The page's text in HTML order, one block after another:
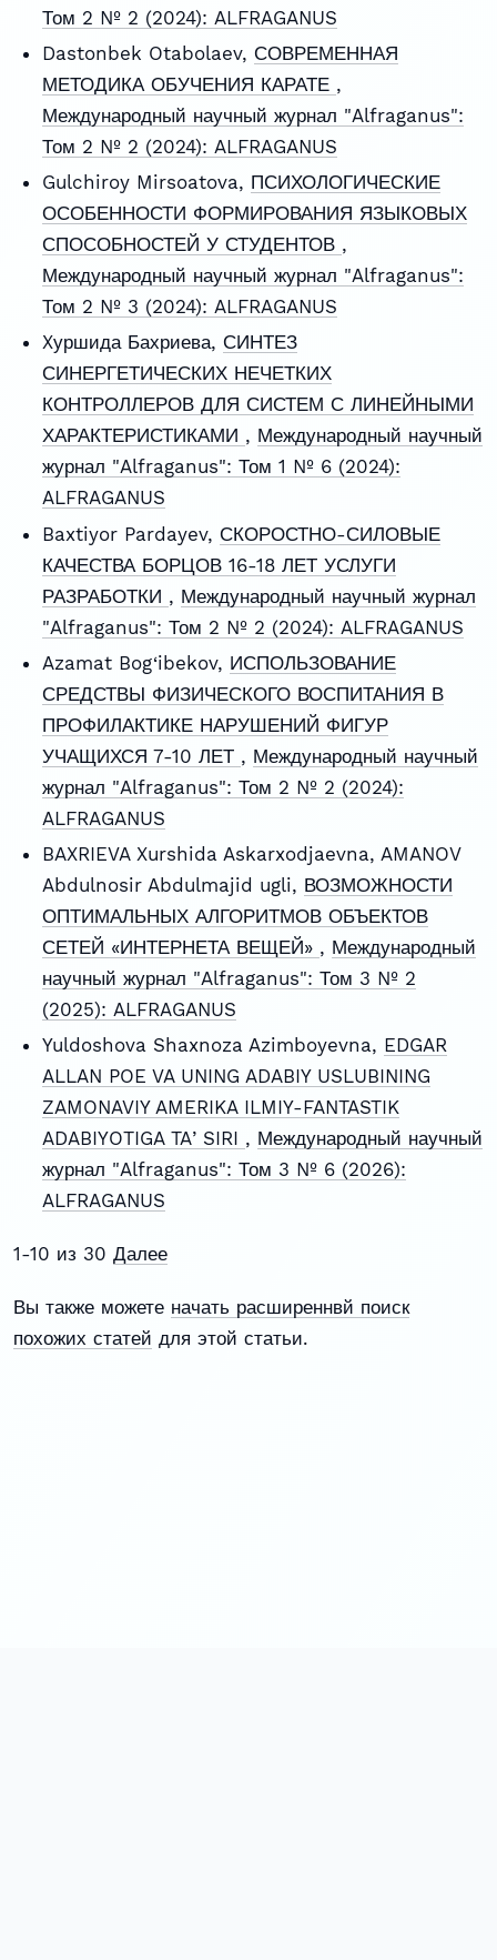
Том 2 № 2 (2024): ALFRAGANUS
Dastonbek Otabolaev, СОВРЕМЕННАЯ
МЕТОДИКА ОБУЧЕНИЯ КАРАТЕ ,
Международный научный журнал "Alfraganus":
Том 2 № 2 (2024): ALFRAGANUS
Gulchiroy Mirsoatova, ПСИХОЛОГИЧЕСКИЕ
ОСОБЕННОСТИ ФОРМИРОВАНИЯ ЯЗЫКОВЫХ
СПОСОБНОСТЕЙ У СТУДЕНТОВ ,
Международный научный журнал "Alfraganus":
Том 2 № 3 (2024): ALFRAGANUS
Xуршида Бахриева, СИНТЕЗ
СИНЕРГЕТИЧЕСКИХ НЕЧЕТКИХ
КОНТРОЛЛЕРОВ ДЛЯ СИСТЕМ С ЛИНЕЙНЫМИ
ХАРАКТЕРИСТИКАМИ , Международный научный
журнал "Alfraganus": Том 1 № 6 (2024):
ALFRAGANUS
Baxtiyor Pardayev, СКОРОСТНО-СИЛОВЫЕ
КАЧЕСТВА БОРЦОВ 16-18 ЛЕТ УСЛУГИ
РАЗРАБОТКИ , Международный научный журнал
"Alfraganus": Том 2 № 2 (2024): ALFRAGANUS
Azamat Bog‘ibekov, ИСПОЛЬЗОВАНИЕ
СРЕДСТВЫ ФИЗИЧЕСКОГО ВОСПИТАНИЯ В
ПРОФИЛАКТИКЕ НАРУШЕНИЙ ФИГУР
УЧАЩИХСЯ 7-10 ЛЕТ , Международный научный
журнал "Alfraganus": Том 2 № 2 (2024):
ALFRAGANUS
BAXRIEVA Xurshida Askarxodjaevna, AMANOV
Abdulnosir Abdulmajid ugli, ВОЗМОЖНОСТИ
ОПТИМАЛЬНЫХ АЛГОРИТМОВ ОБЪЕКТОВ
СЕТЕЙ «ИНТЕРНЕТА ВЕЩЕЙ» , Международный
научный журнал "Alfraganus": Том 3 № 2
(2025): ALFRAGANUS
Yuldoshova Shaxnoza Azimboyevna, EDGAR
ALLAN POE VA UNING ADABIY USLUBINING
ZAMONAVIY AMERIKA ILMIY-FANTASTIK
ADABIYOTIGA TAʼSIRI , Международный научный
журнал "Alfraganus": Том 3 № 6 (2026):
ALFRAGANUS
1-10 из 30 Далее
Вы также можете начать расширеннвй поиск
похожих статей для этой статьи.